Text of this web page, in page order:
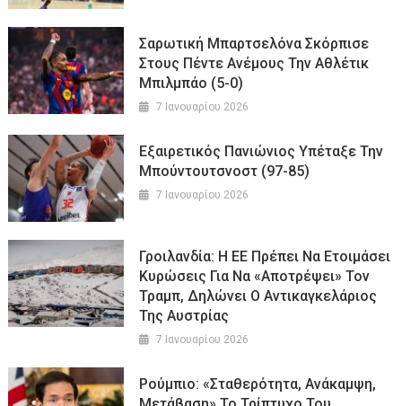
Σαρωτική Μπαρτσελόνα Σκόρπισε
Στους Πέντε Ανέμους Την Αθλέτικ
Μπιλμπάο (5-0)
7 Ιανουαρίου 2026
Εξαιρετικός Πανιώνιος Υπέταξε Την
Μπούντουτσνοστ (97-85)
7 Ιανουαρίου 2026
Γροιλανδία: Η ΕΕ Πρέπει Να Ετοιμάσει
Κυρώσεις Για Να «αποτρέψει» Τον
Τραμπ, Δηλώνει Ο Αντικαγκελάριος
Της Αυστρίας
7 Ιανουαρίου 2026
Ρούμπιο: «Σταθερότητα, Ανάκαμψη,